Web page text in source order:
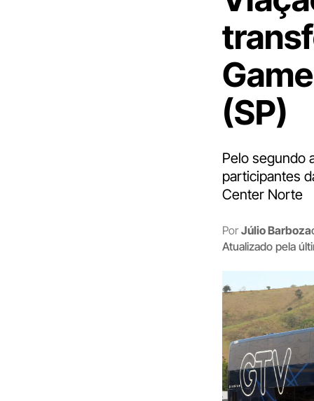
(SP)
Pelo segundo
participantes
Center Norte
Por Júlio Barboza
Atualizado pela